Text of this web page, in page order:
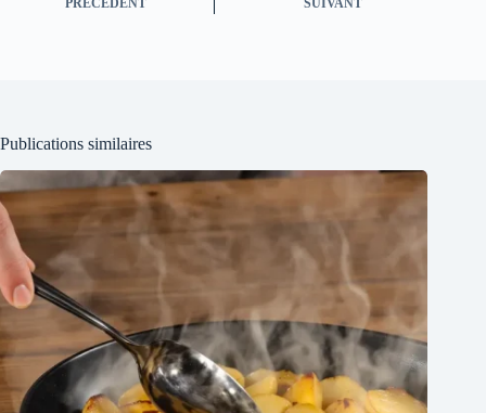
PRÉCÉDENT SUIVANT
Publications similaires